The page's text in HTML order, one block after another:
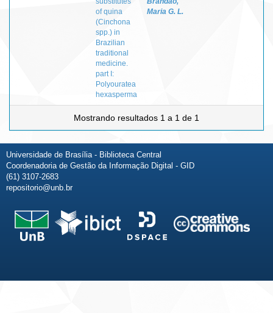
of quina
(Cinchona
spp.) in
Brazilian
traditional
medicine.
part I:
Polyouratea
hexasperma
Maria G. L.
Mostrando resultados 1 a 1 de 1
Universidade de Brasília - Biblioteca Central
Coordenadoria de Gestão da Informação Digital - GID
(61) 3107-2683
repositorio@unb.br